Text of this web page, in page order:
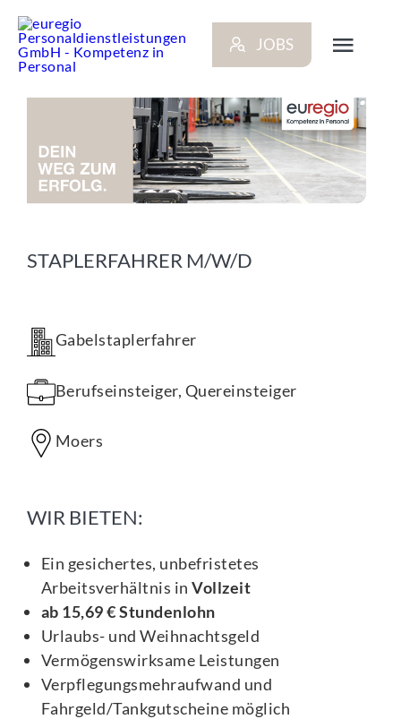
Inhalt
springen
JOBS
BEWERBER
KONTAKT
STAPLERFAHRER M/W/D
Gabelstaplerfahrer
Berufseinsteiger, Quereinsteiger
Moers
WIR BIETEN:
Ein gesichertes, unbefristetes
Arbeitsverhältnis inVollzeit
ab 15,69 € Stundenlohn
Urlaubs- und Weihnachtsgeld
Vermögenswirksame Leistungen
Verpflegungsmehraufwand und
Fahrgeld/Tankgutscheine möglich